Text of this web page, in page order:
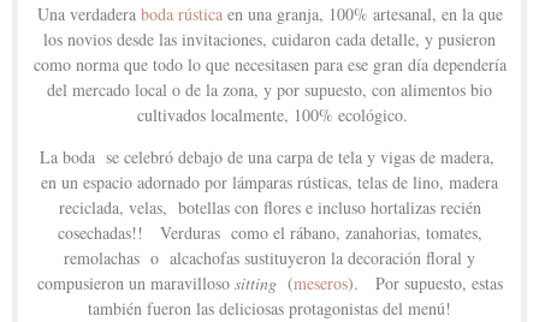
Una verdadera boda rústica en una granja, 100% artesanal, en la que
los novios desde las invitaciones, cuidaron cada detalle, y pusieron
como norma que todo lo que necesitasen para ese gran día dependería
del mercado local o de la zona, y por supuesto, con alimentos bio
cultivados localmente, 100% ecológico.
La boda se celebró debajo de una carpa de tela y vigas de madera,
en un espacio adornado por lámparas rústicas, telas de lino, madera
reciclada, velas, botellas con flores e incluso hortalizas recién
cosechadas!! Verduras como el rábano, zanahorias, tomates,
remolachas o alcachofas sustituyeron la decoración floral y
compusieron un maravilloso sitting (meseros). Por supuesto, estas
también fueron las deliciosas protagonistas del menú!